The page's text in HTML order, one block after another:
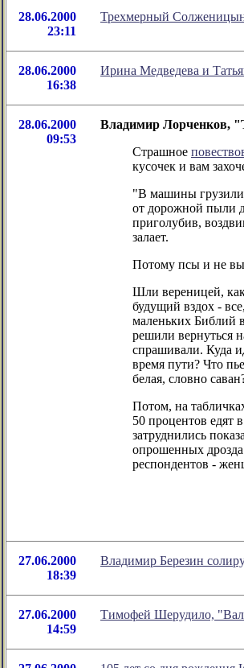
28.06.2000
23:11
Трехмерный
28.06.2000
16:38
Ирина Медведева и
28.06.2000
09:53
Владимир Лорченков,
Страшное
кусочек и вам
"В машины грузили
от дорожной пыли
приголубив,
залает.
Потому псы и не
Шли вереницей,
будущий вздох -
маленьких Библий
решили вернуться
спрашивали. Куда
время пути? Что
белая, словно
Потом, на
50 процентов едят
затруднились
опрошенных
респондентов -
27.06.2000
18:39
Владимир Березин
27.06.2000
14:59
Тимофей Шерудило,